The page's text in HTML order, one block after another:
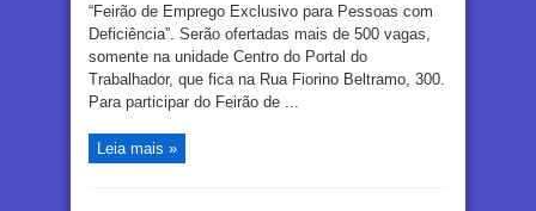
“Feirão de Emprego Exclusivo para Pessoas com
Deficiência”. Serão ofertadas mais de 500 vagas,
somente na unidade Centro do Portal do
Trabalhador, que fica na Rua Fiorino Beltramo, 300.
Para participar do Feirão de ...
Leia mais »